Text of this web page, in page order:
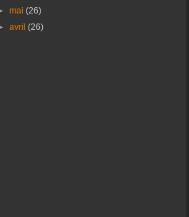
mai(26)
avril(26)